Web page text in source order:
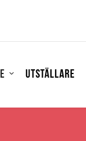
Utställare